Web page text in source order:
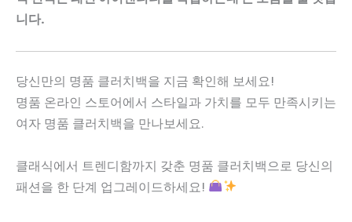
니다.
당신만의 명품 클러치백을 지금 확인해 보세요!
명품 온라인 스토어에서 스타일과 가치를 모두 만족시키는
여자 명품 클러치백을 만나보세요.
클래식에서 트렌디함까지 갖춘 명품 클러치백으로 당신의
패션을 한 단계 업그레이드하세요!